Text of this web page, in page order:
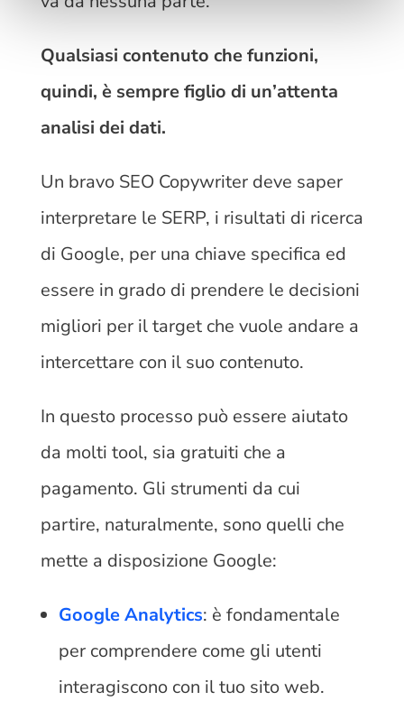
Qualsiasi contenuto che funzioni,
quindi, è sempre figlio di un’attenta
analisi dei dati.
Un bravo SEO Copywriter deve saper
interpretare le SERP, i risultati di ricerca
di Google, per una chiave specifica ed
essere in grado di prendere le decisioni
migliori per il target che vuole andare a
intercettare con il suo contenuto.
In questo processo può essere aiutato
da molti tool, sia gratuiti che a
pagamento. Gli strumenti da cui
partire, naturalmente, sono quelli che
mette a disposizione Google:
Google Analytics: è fondamentale
per comprendere come gli utenti
interagiscono con il tuo sito web.